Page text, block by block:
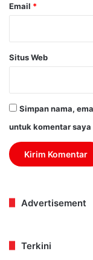
Email *
Situs Web
Simpan nama,
untuk komentar
Advertisement
Terkini